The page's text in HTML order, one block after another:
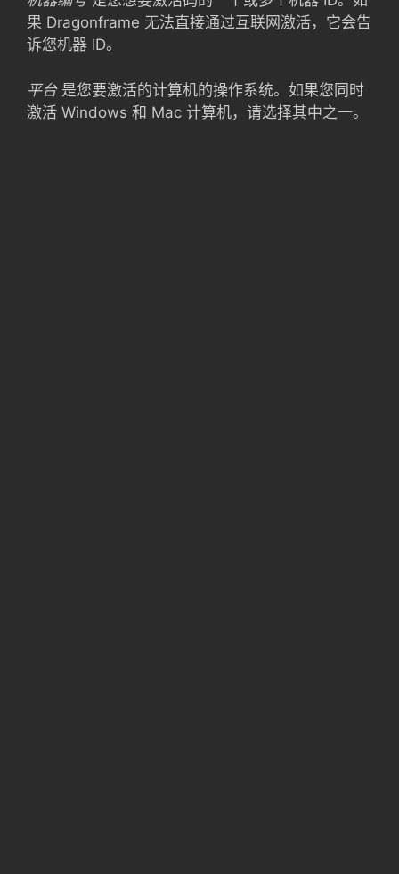
果 Dragonframe 无法直接通过互联网激活，它会告
诉您机器 ID。
平台是您要激活的计算机的操作系统。如果您同时
激活 Windows 和 Mac 计算机，请选择其中之一。